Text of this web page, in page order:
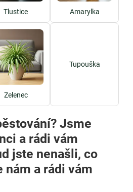
Tlustice Amarylka
Zelenec
Tupouška
Jsme
a rádi vám
jste nenašli, co
nám a rádi vám